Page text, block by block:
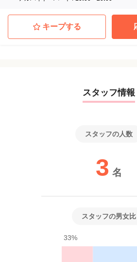
キープする
スタッフ情報
スタッフの人数
3 名
スタッフの男女比
33%